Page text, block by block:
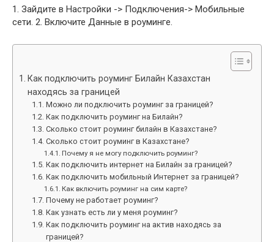
1. Зайдите в Настройки -> Подключения-> Мобильные
сети. 2. Включите Данные в роуминге.
Как подключить роуминг Билайн Казахстан
находясь за границей
Можно ли подключить роуминг за границей?
Как подключить роуминг на Билайн?
Сколько стоит роуминг билайн в Казахстане?
Сколько стоит роуминг в Казахстане?
Почему я не могу подключить роуминг?
Как подключить интернет на Билайн за границей?
Как подключить мобильный Интернет за границей?
Как включить роуминг на сим карте?
Почему не работает роуминг?
Как узнать есть ли у меня роуминг?
Как подключить роуминг на актив находясь за
границей?